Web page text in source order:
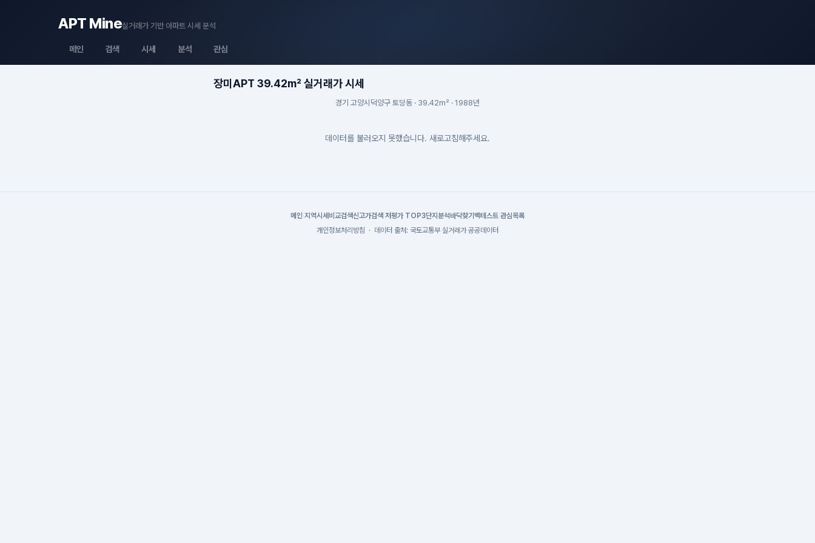
APT Mine실거래가 기반 아파트 시세 분석
메인 검색 시세 분석 관심
장미APT 39.42m² 실거래가 시세
경기 고양시덕양구 토당동 · 39.42m² · 1988년
데이터를 불러오지 못했습니다. 새로고침해주세요.
메인 지역시세 비교검색신고가검색 저평가 TOP3단지분석 바닥찾기 백테스트 관심목록
개인정보처리방침 · 데이터 출처: 국토교통부 실거래가 공공데이터